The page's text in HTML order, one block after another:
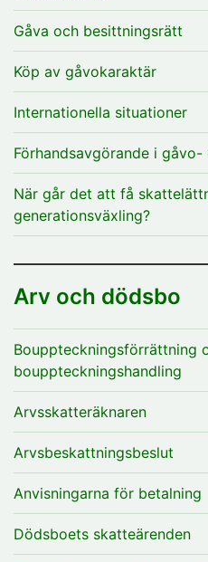
Gåva och besittningsrätt
Köp av gåvokaraktär
Internationella situationer
Förhandsavgörande i
När går det att få
generationsväxling?
Arv och dödsbo
Bouppteckningsförrättning
bouppteckningshandling
Arvsskatteräknaren
Arvsbeskattningsbeslut
Anvisningarna för betalning
Dödsboets skatteärenden